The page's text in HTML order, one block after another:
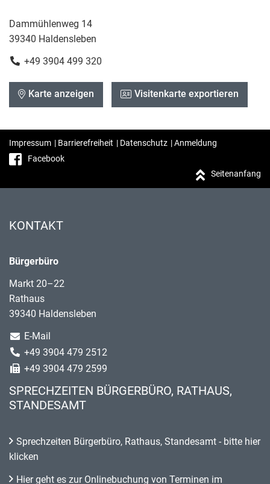
Dammühlenweg 14
39340 Haldensleben
+49 3904 499 320
Karte anzeigen Visitenkarte exportieren
Impressum | Barrierefreiheit | Datenschutz |Anmeldung
Facebook
Seitenanfang
KONTAKT
Bürgerbüro
Markt 20–22
Rathaus
39340 Haldensleben
E-Mail
+49 3904 479 2512
+49 3904 479 2599
SPRECHZEITEN BÜRGERBÜRO, RATHAUS,
STANDESAMT
Sprechzeiten Bürgerbüro, Rathaus, Standesamt - bitte hier
klicken
Hier geht es zur Onlinebuchung von Terminen im